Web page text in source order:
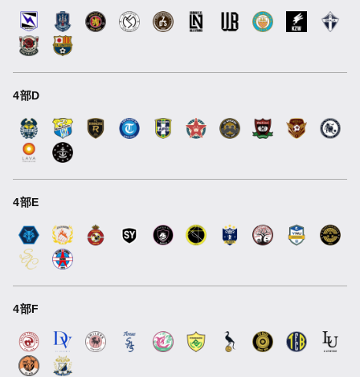
4部D
4部E
4部F